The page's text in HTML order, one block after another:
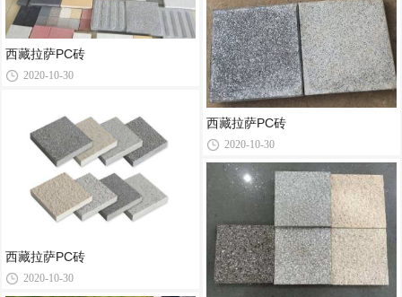
西藏拉萨PC砖
2020-10-30
西藏拉萨PC砖
2020-10-30
西藏拉萨PC砖
2020-10-30